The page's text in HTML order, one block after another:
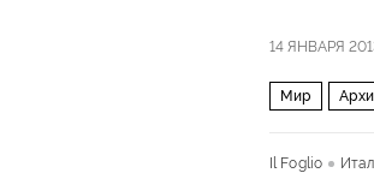
14 ЯНВАРЯ
Мир
Il Foglio